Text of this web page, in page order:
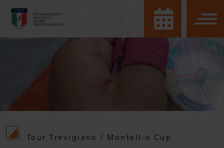
Tour Trevigiano / Montell-o Cup